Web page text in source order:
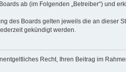
ab (im Folgenden „Betreiber“) und
des Boards gelten jeweils die an dieser
gekündigt werden.
Recht, Ihren Beitrag im